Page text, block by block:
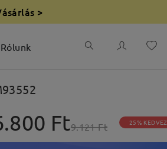
>
Rólunk
Ft9.121 Ft 25%